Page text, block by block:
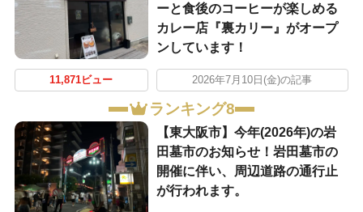
ーと食後のコーヒーが楽しめる
カレー店『裏カリー』がオープ
ンしています！
11,871ビュー 2026年7月10日(金)の記事
ランキング8
【東大阪市】今年(2026年)の岩
田墓市のお知らせ！岩田墓市の
開催に伴い、周辺道路の通行止
が行われます。